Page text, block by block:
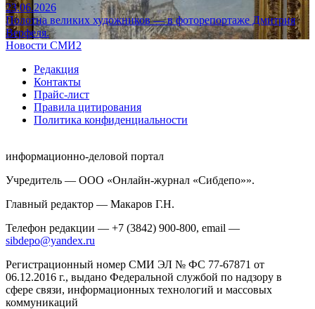
23.06.2026
Полотна великих художников — в фоторепортаже Дмитрия
Верфеля.
Новости СМИ2
Редакция
Контакты
Прайс-лист
Правила цитирования
Политика конфиденциальности
информационно-деловой портал
Учредитель — ООО «Онлайн-журнал «Сибдепо»».
Главный редактор — Макаров Г.Н.
Телефон редакции — +7 (3842) 900-800, email —
sibdepo@yandex.ru
Регистрационный номер СМИ ЭЛ № ФС 77-67871 от
06.12.2016 г., выдано Федеральной службой по надзору в
сфере связи, информационных технологий и массовых
коммуникаций